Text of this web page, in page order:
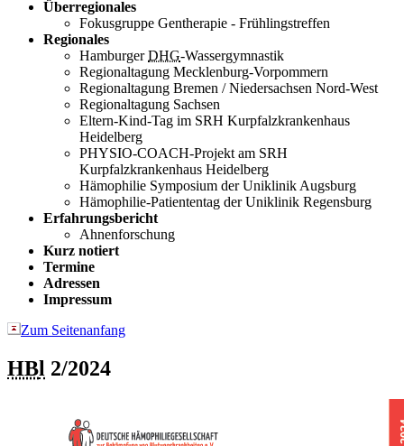
Überregionales
Fokusgruppe Gentherapie - Frühlingstreffen
Regionales
HamburgerDHG-Wassergymnastik
Regionaltagung Mecklenburg-Vorpommern
Regionaltagung Bremen / Niedersachsen Nord-West
Regionaltagung Sachsen
Eltern-Kind-Tag im SRH Kurpfalzkrankenhaus
Heidelberg
PHYSIO-COACH-Projekt am SRH
Kurpfalzkrankenhaus Heidelberg
Hämophilie Symposium der Uniklinik Augsburg
Hämophilie-Patiententag der Uniklinik Regensburg
Erfahrungsbericht
Ahnenforschung
Kurz notiert
Termine
Adressen
Impressum
Zum Seitenanfang
HBl 2/2024